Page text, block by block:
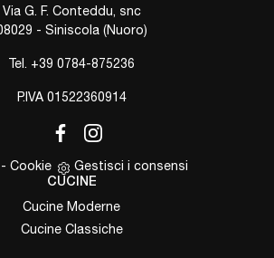
Via G. F. Conteddu, snc
- Siniscola (Nuoro)
Tel. +39 0784-875236
P.IVA 01522360914
- Cookie Gestisci i consensi
CUCINE
Cucine Moderne
Cucine Classiche